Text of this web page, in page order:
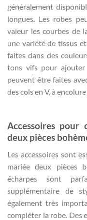
généralement
longues. Les robes
valeur les courbes de
une variété de tissus
faites dans des
tons vifs pour ajouter
peuvent être faites
des cols en V, à
Accessoires pour
deux pièces
Les accessoires sont
mariée deux pièces
écharpes sont
supplémentaire de
également très
compléter la robe. Des